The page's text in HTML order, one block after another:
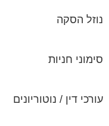
נוזל הסקה
סימוני חניות
עורכי דין / נוטוריונים